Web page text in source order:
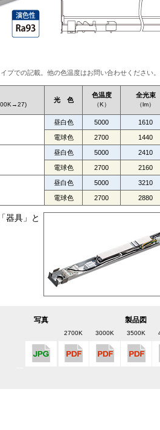
プでの記載。他の色温度はお問い合わせくださ
光 色
色温度
（K）
全光束
（lm）
昼白色 5000 1610
電球色 2700 1440
昼白色 5000 2410
電球色 2700 2160
昼白色 5000 3210
電球色 2700 2880
器具」と
写真 製品図
2700K 3000K 3500K